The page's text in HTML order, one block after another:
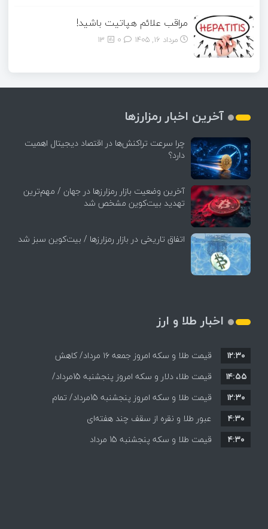
مراقب علائم هپاتیت باشید!
مرداد ۱۶, ۱۴۰۵ 13
آخرین اخبار رمزارزها
چرا سرعت تراکنش‌ها در اقتصاد دیجیتال اهمیت
دارد؟
آخرین وضعیت بازار رمزارزها در جهان / مهم‌ترین
تهدید بیت‌کوین مشخص شد
اتفاق تاریخی در بازار رمزارزها / بیت‌کوین سبز شد
اخبار طلا و ارز
قیمت طلا و سکه امروز جمعه ۱۶ مرداد/ کاهش
قیمت ها+ جدول و جزییات
۱۲:۳۰
قیمت طلا، دلار و سکه امروز پنجشنبه 15مرداد/
افزایش قیمت ها + جدول
۱۴:۵۵
قیمت طلا و سکه امروز پنجشنبه 15مرداد/ تمام
قیمت ها بر مدار افزایش + جدول
۱۲:۳۰
عبور طلا و نقره از سقف چند هفته‌ای
۴:۳۰
قیمت طلا و سکه پنجشنبه 15 مرداد
۴:۳۰